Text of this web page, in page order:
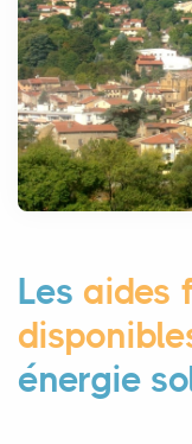
Les aides
énergie